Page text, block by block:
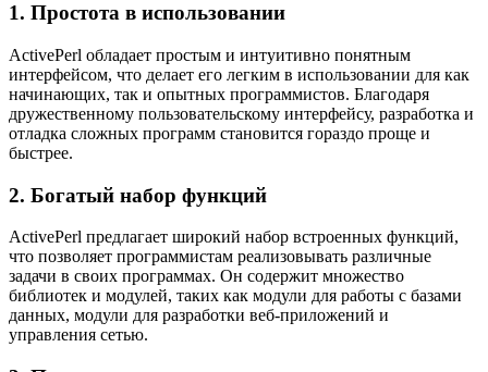
1. Простота в использовании
ActivePerl обладает простым и интуитивно понятным
интерфейсом, что делает его легким в использовании для как
начинающих, так и опытных программистов. Благодаря
дружественному пользовательскому интерфейсу, разработка и
отладка сложных программ становится гораздо проще и
быстрее.
2. Богатый набор функций
ActivePerl предлагает широкий набор встроенных функций,
что позволяет программистам реализовывать различные
задачи в своих программах. Он содержит множество
библиотек и модулей, таких как модули для работы с базами
данных, модули для разработки веб-приложений и
управления сетью.